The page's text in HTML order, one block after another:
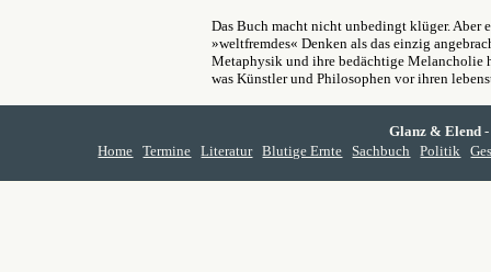
Das Buch macht nicht unbedingt klüger. Aber
»weltfremdes« Denken als das einzig
Metaphysik und ihre bedächtige Melancholie
was Künstler und Philosophen vor ihren
Glanz & Elend
Home
Termine Literatur Blutige Ernte Sachbuch Politik